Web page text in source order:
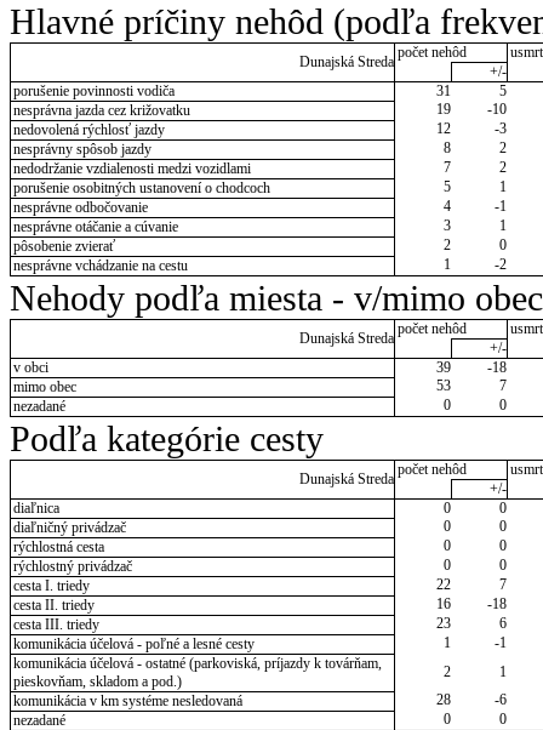
Hlavné príčiny nehôd (podľa
Dunajská Streda
počet nehôd
+/-
porušenie povinnosti vodiča
31
5
nesprávna jazda cez križovatku
19
-10
nedovolená rýchlosť jazdy
12
-3
nesprávny spôsob jazdy
8
2
nedodržanie vzdialenosti medzi vozidlami
7
2
porušenie osobitných ustanovení o chodcoch
5
1
nesprávne odbočovanie
4
-1
nesprávne otáčanie a cúvanie
3
1
pôsobenie zvierať
2
0
nesprávne vchádzanie na cestu
1 -2
Nehody podľa miesta - v/mimo obec
Dunajská Streda
počet nehôd
+/-
v obci
39
-18
mimo obec
53
7
nezadané
0 0
Podľa kategórie cesty
Dunajská Streda
počet nehôd
+/-
diaľnica
0
0
diaľničný privádzač
0
0
rýchlostná cesta
0
0
rýchlostný privádzač
0
0
cesta I. triedy
22
7
cesta II. triedy
16
-18
cesta III. triedy
23
6
komunikácia účelová - poľné a lesné cesty
1
-1
komunikácia účelová - ostatné (parkoviská, príjazdy k továrňam,
pieskovňam, skladom a pod.)
2
1
komunikácia v km systéme nesledovaná
28
-6
nezadané
0 0